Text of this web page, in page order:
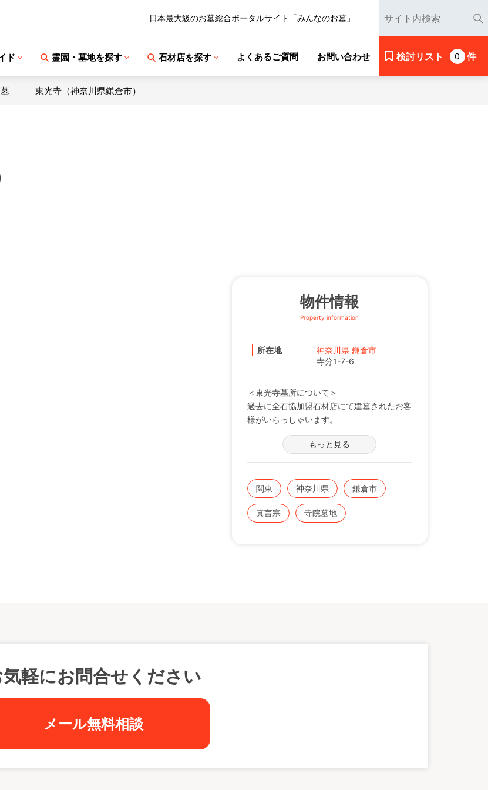
日本最大級のお墓総合ポータルサイト「みんなのお墓」
ド 霊園・墓地を探す 石材店を探す よくあるご質問 お問い合わせ 検討リスト 0 件
東光寺（神奈川県鎌倉市）
物件情報
Property information
所在地 神奈川県 鎌倉市
寺分1-7-6
＜東光寺墓所について＞
過去に全石協加盟石材店にて建墓されたお客
様がいらっしゃいます。
※現在の区画状況につきましては、電話番号
【0120-12-1440】までお問い合わせくださ
い。
宗旨・宗派：高野山真言宗
もっと見る
関東 神奈川県 鎌倉市
真言宗 寺院墓地
気軽にお問合せください
メール無料相談